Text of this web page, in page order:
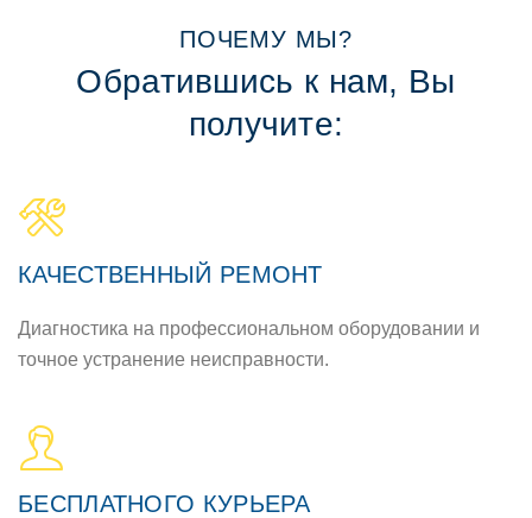
ПОЧЕМУ МЫ?
Обратившись к нам, Вы
получите:
КАЧЕСТВЕННЫЙ РЕМОНТ
Диагностика на профессиональном оборудовании и
точное устранение неисправности.
БЕСПЛАТНОГО КУРЬЕРА